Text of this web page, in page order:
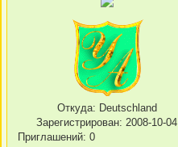
Откуда: Deutschland
Зарегистрирован: 2008-10-04
Приглашений: 0